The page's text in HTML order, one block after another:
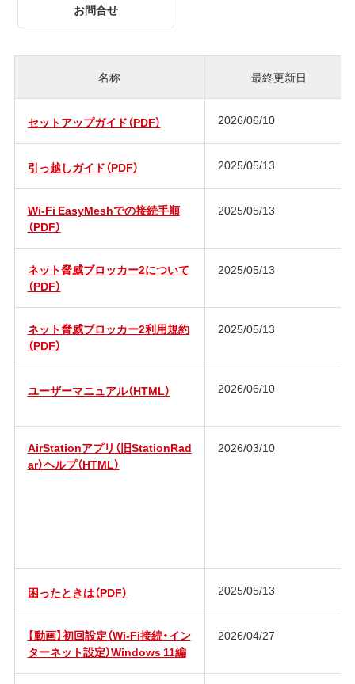
お問合せ
名称 最終更新日
セットアップガイド（PDF） 2026/06/10
引っ越しガイド（PDF） 2025/05/13
Wi-Fi EasyMeshでの接続手順
（PDF）
2025/05/13
ネット脅威ブロッカー2について
（PDF）
2025/05/13
ネット脅威ブロッカー2利用規約
（PDF）
2025/05/13
ユーザーマニュアル（HTML） 2026/06/10
AirStationアプリ（旧StationRad
ar）ヘルプ（HTML）
2026/03/10
困ったときは（PDF） 2025/05/13
【動画】初回設定（Wi-Fi接続・イン
ターネット設定）Windows 11編
2026/04/27